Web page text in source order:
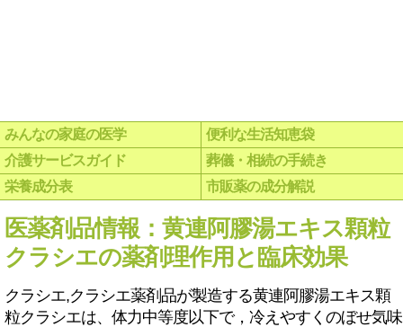
みんなの家庭の医学
便利な生活知恵袋
介護サービスガイド
葬儀・相続の手続き
栄養成分表
市販薬の成分解説
医薬剤品情報：黄連阿膠湯エキス顆粒
クラシエの薬剤理作用と臨床効果
クラシエ,クラシエ薬剤品が製造する黄連阿膠湯エキス顆
粒クラシエは、体力中等度以下で，冷えやすくのぼせ気味